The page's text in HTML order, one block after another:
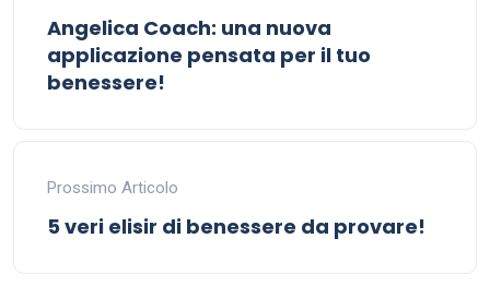
Angelica Coach: una nuova
applicazione pensata per il tuo
benessere!
Prossimo Articolo
5 veri elisir di benessere da provare!